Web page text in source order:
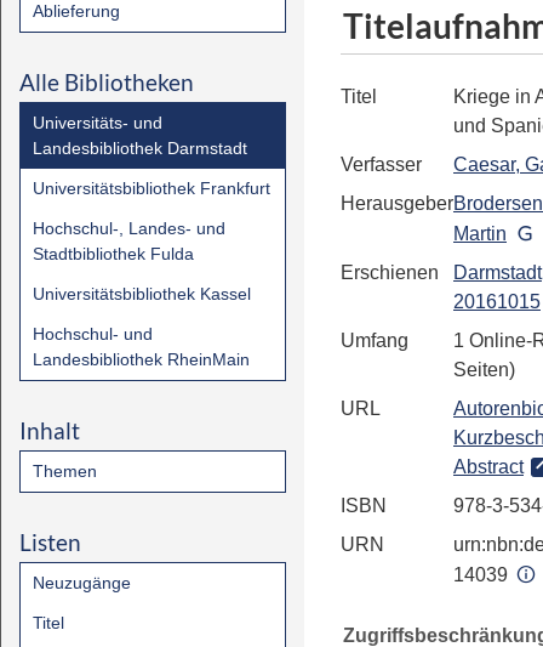
Ablieferung
Alle Bibliotheken
Universitäts- und
Landesbibliothek Darmstadt
Universitätsbibliothek Frankfurt
Hochschul-, Landes- und
Stadtbibliothek Fulda
Universitätsbibliothek Kassel
Hochschul- und
Landesbibliothek RheinMain
Inhalt
Themen
Listen
Neuzugänge
Titel
Titel
Kriege in
und
Verfasser
Caesar,
Herausgeber
Martin
Erschienen
Darmstadt
20161015
Umfang
1 Online-
Seiten)
URL
Abstract
ISBN
978-3-
URN
14039